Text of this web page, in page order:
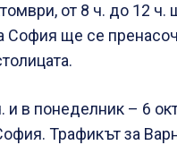
от 8 ч. до 12
ще се
и в понеделник – 6
Трафикът за